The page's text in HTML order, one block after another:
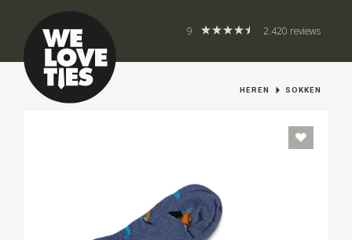
9 2.420 reviews
HEREN SOKKEN